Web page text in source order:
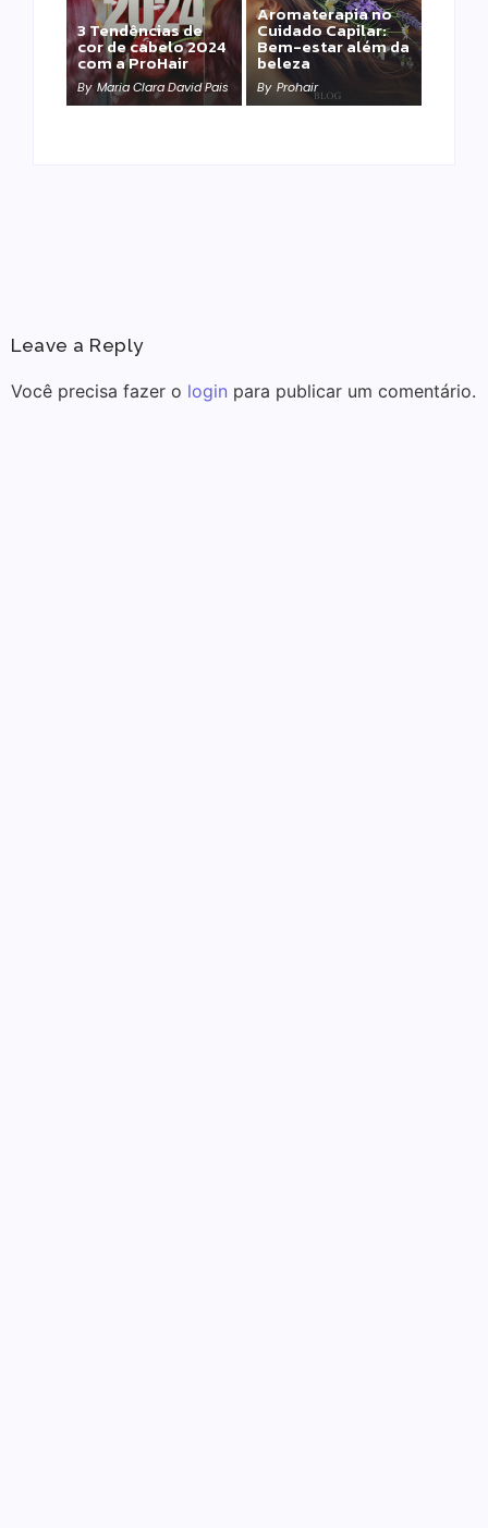
3 Tendências de
cor de cabelo 2024
com a ProHair
By Maria Clara David Pais
Aromaterapia no
Cuidado Capilar:
Bem-estar além da
beleza
By Prohair
Detox Capilar: Por
que remover
metais pesados
salva sua química?
By Prohair
Leave a Reply
Você precisa fazer o login para publicar um comentário.